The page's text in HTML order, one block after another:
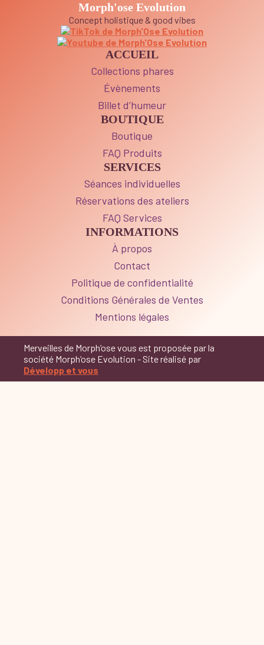
Morph'ose Evolution
Concept holistique & good vibes
ACCUEIL
Collections phares
Évènements
Billet d’humeur
BOUTIQUE
Boutique
FAQ Produits
SERVICES
Séances individuelles
Réservations des ateliers
FAQ Services
INFORMATIONS
À propos
Contact
Politique de confidentialité
Conditions Générales de Ventes
Mentions légales
Merveilles de Morph’ose vous est proposée par la
société Morph’ose Evolution - Site réalisé par
Développ et vous